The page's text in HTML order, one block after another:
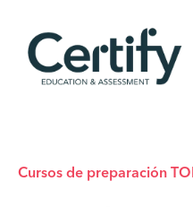
Cursos de preparación